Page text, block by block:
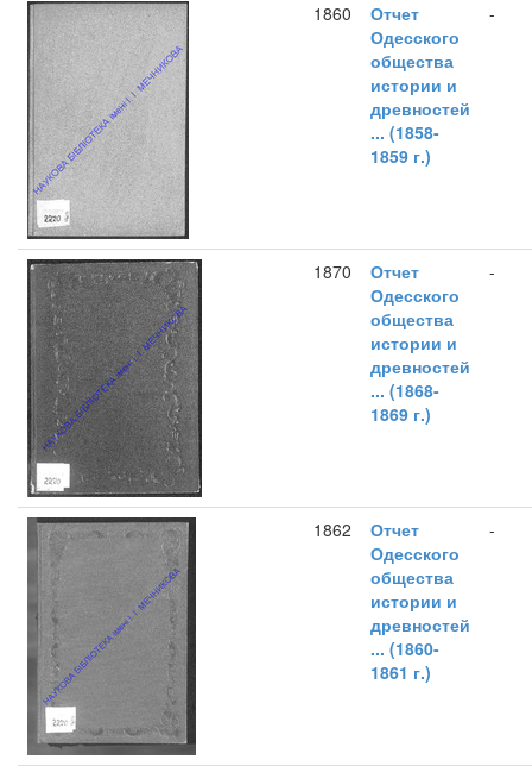
1860
Отчет
Одесского
общества
истории и
древностей
... (1858-
1859 г.)
-
1870
Отчет
Одесского
общества
истории и
древностей
... (1868-
1869 г.)
-
1862
Отчет
Одесского
общества
истории и
древностей
... (1860-
1861 г.)
-